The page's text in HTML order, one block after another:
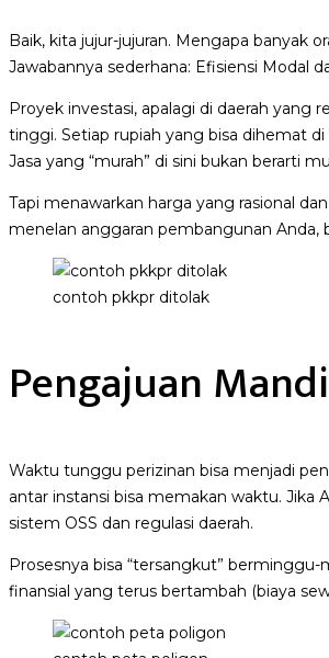
Baik, kita jujur-jujuran. Mengapa banyak
Jawabannya sederhana: Efisiensi Modal
Proyek investasi, apalagi di daerah yang
tinggi. Setiap rupiah yang bisa dihemat
Jasa yang “murah” di sini bukan berarti
Tapi menawarkan harga yang rasional
menelan anggaran pembangunan Anda,
contoh pkkpr ditolak
Pengajuan
Waktu tunggu perizinan bisa menjadi
antar instansi bisa memakan waktu.
sistem OSS dan regulasi daerah.
Prosesnya bisa “tersangkut”
finansial yang terus bertambah (biaya